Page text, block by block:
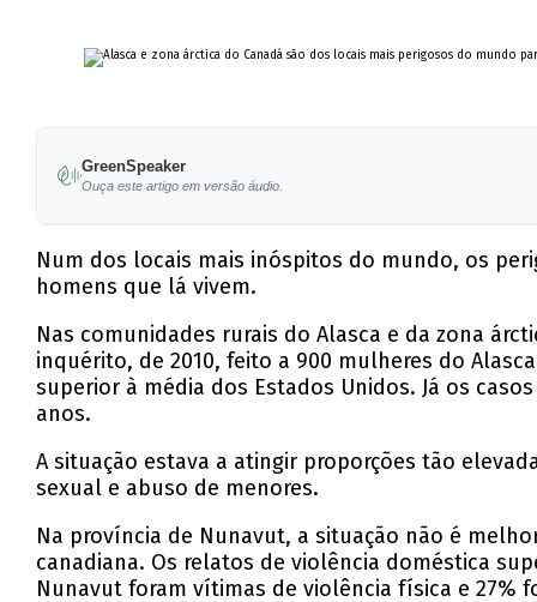
GreenSpeaker
Ouça este artigo em versão áudio.
Num dos locais mais inóspitos do mundo, os
homens que lá vivem.
Nas comunidades rurais do Alasca e da zona
inquérito, de 2010, feito a 900 mulheres do
superior à média dos Estados Unidos. Já os
anos.
A situação estava a atingir proporções tão
sexual e abuso de menores.
Na província de Nunavut, a situação não é
canadiana. Os relatos de violência doméstica
Nunavut foram vítimas de violência física e 27%